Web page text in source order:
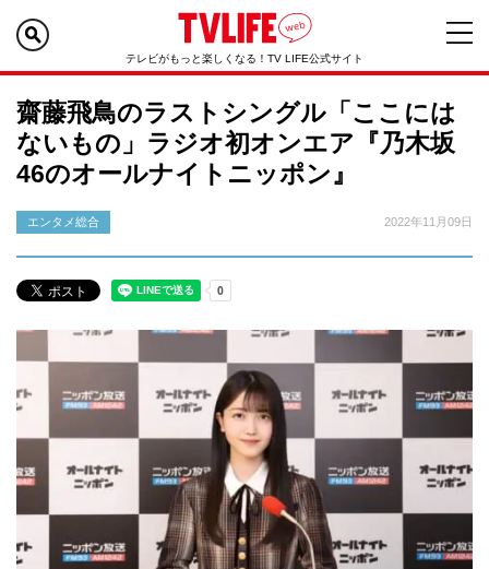
テレビがもっと楽しくなる！TV LIFE公式サイト
齋藤飛鳥のラストシングル「ここには
ないもの」ラジオ初オンエア『乃木坂
46のオールナイトニッポン』
エンタメ総合 2022年11月09日